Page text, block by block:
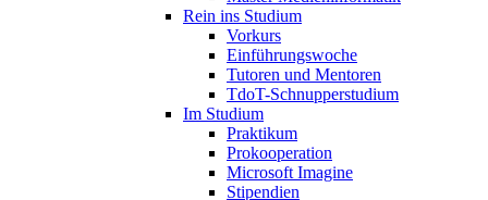
Rein ins Studium
Vorkurs
Einführungswoche
Tutoren und Mentoren
TdoT-Schnupperstudium
Im Studium
Praktikum
Prokooperation
Microsoft Imagine
Stipendien